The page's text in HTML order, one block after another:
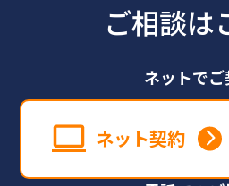
ご相談は
ネットで
ネット契約